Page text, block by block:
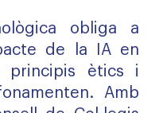
obliga a
de la IA en
principis ètics i
Amb